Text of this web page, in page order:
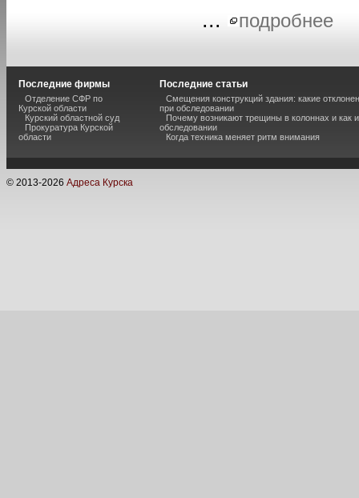
...
подробнее
Последние фирмы
Отделение СФР по
Курской области
Курский областной суд
Прокуратура Курской
области
Последние статьи
Смещения конструкций здания: какие
при обследовании
Почему возникают трещины в колоннах и как
обследовании
Когда техника меняет ритм внимания
© 2013-2026 Адреса Курска